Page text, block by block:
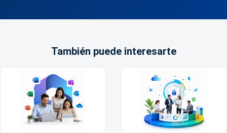
También puede interesarte